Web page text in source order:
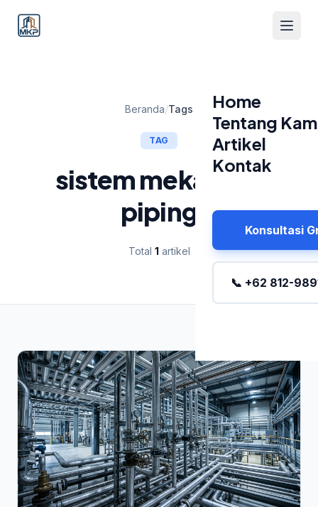
Home
Tentang
Artikel
Kontak
Konsultasi
📞 +62 812-
Beranda/Tags
TAG
sistem mekanikal
piping
Total 1 artikel